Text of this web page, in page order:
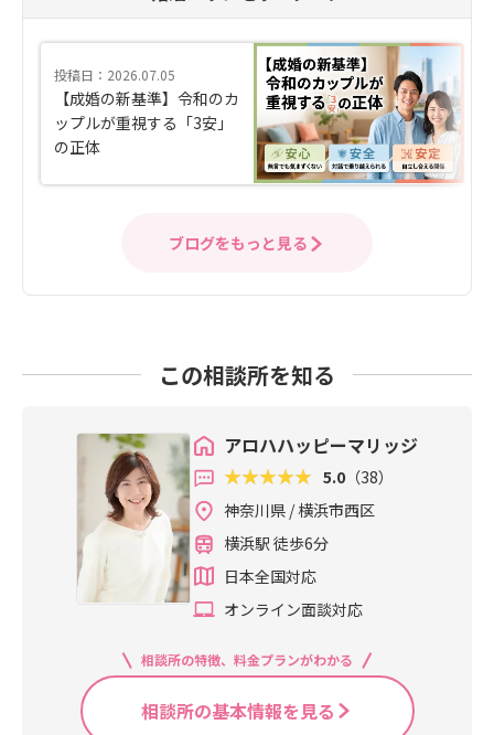
投稿日：2026.07.05
【成婚の新基準】令和のカ
ップルが重視する「3安」
の正体
ブログをもっと見る
この相談所を知る
アロハハッピーマリッジ
5.0 （38）
神奈川県 / 横浜市西区
横浜駅 徒歩6分
日本全国対応
オンライン面談対応
相談所の特徴、料金プランがわかる
相談所の基本情報を見る